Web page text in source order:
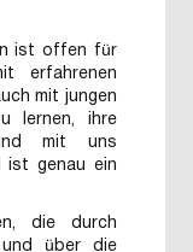
ist offen für
erfahrenen
mit jungen
lernen, ihre
mit uns
ist genau ein
die durch
und über die